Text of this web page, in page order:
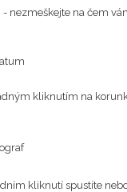
- nezmeškejte na čem
kliknutím na
kliknutí spustíte